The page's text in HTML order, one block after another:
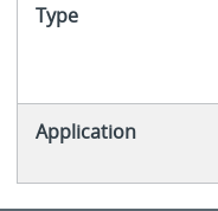
Type
Application